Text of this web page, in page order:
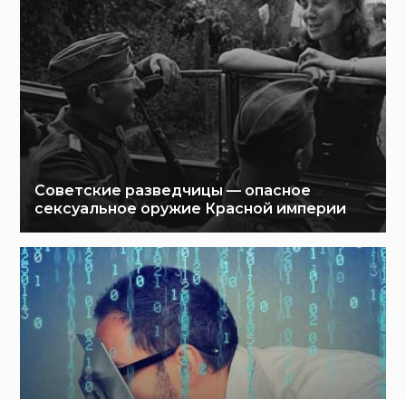
Советские разведчицы — опасное
сексуальное оружие Красной империи